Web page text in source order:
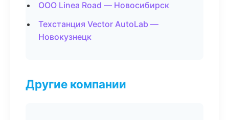
ООО Linea Road — Новосибирск
Техстанция Vector AutoLab —
Новокузнецк
Другие компании